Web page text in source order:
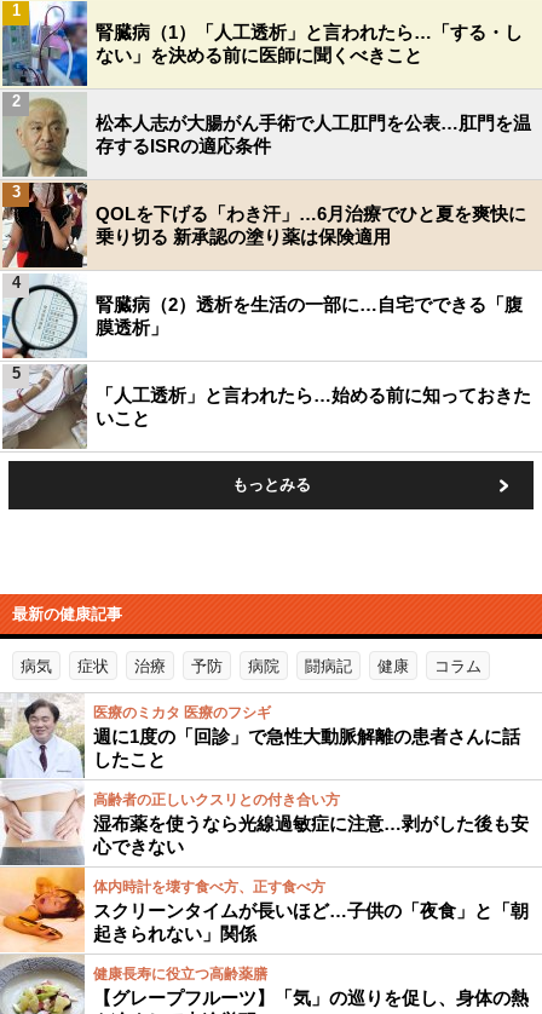
腎臓病（1）「人工透析」と言われたら…「する・し
ない」を決める前に医師に聞くべきこと
1
松本人志が大腸がん手術で人工肛門を公表…肛門を温
存するISRの適応条件
2
QOLを下げる「わき汗」…6月治療でひと夏を爽快に
乗り切る 新承認の塗り薬は保険適用
3
腎臓病（2）透析を生活の一部に…自宅でできる「腹
膜透析」
4
「人工透析」と言われたら…始める前に知っておきた
いこと
5
もっとみる
最新の健康記事
病気 症状 治療 予防 病院 闘病記 健康 コラム
医療のミカタ 医療のフシギ
週に1度の「回診」で急性大動脈解離の患者さんに話
したこと
高齢者の正しいクスリとの付き合い方
湿布薬を使うなら光線過敏症に注意…剥がした後も安
心できない
体内時計を壊す食べ方、正す食べ方
スクリーンタイムが長いほど…子供の「夜食」と「朝
起きられない」関係
健康長寿に役立つ高齢薬膳
【グレープフルーツ】「気」の巡りを促し、身体の熱